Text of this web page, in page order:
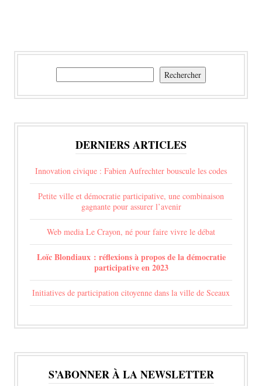
Rechercher
DERNIERS ARTICLES
Innovation civique : Fabien Aufrechter bouscule les codes
Petite ville et démocratie participative, une combinaison
gagnante pour assurer l’avenir
Web media Le Crayon, né pour faire vivre le débat
Loïc Blondiaux : réflexions à propos de la démocratie
participative en 2023
Initiatives de participation citoyenne dans la ville de Sceaux
S’ABONNER À LA NEWSLETTER